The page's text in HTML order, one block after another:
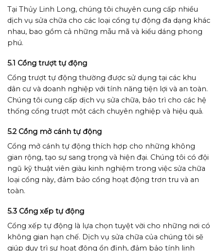
Tại Thủy Linh Long, chúng tôi chuyên cung cấp nhiều
dịch vụ sửa chữa cho các loại cổng tự động đa dạng khác
nhau, bao gồm cả những mẫu mã và kiểu dáng phong
phú.
5.1 Cổng trượt tự động
Cổng trượt tự động thường được sử dụng tại các khu
dân cư và doanh nghiệp với tính năng tiện lợi và an toàn.
Chúng tôi cung cấp dịch vụ sửa chữa, bảo trì cho các hệ
thống cổng trượt một cách chuyên nghiệp và hiệu quả.
5.2 Cổng mở cánh tự động
Cổng mở cánh tự động thích hợp cho những không
gian rộng, tạo sự sang trọng và hiện đại. Chúng tôi có đội
ngũ kỹ thuật viên giàu kinh nghiệm trong việc sửa chữa
loại cổng này, đảm bảo cổng hoạt động trơn tru và an
toàn.
5.3 Cổng xếp tự động
Cổng xếp tự động là lựa chọn tuyệt vời cho những nơi có
không gian hạn chế. Dịch vụ sửa chữa của chúng tôi sẽ
giúp duy trì sự hoạt động ổn định, đảm bảo tính linh